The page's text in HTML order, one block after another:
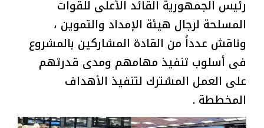
رئيس الجمهورية القائد الأعلى للقوات
المسلحة لرجال هيئة الإمداد والتموين ،
وناقش عدداً من القادة المشاركين بالمشروع
فى أسلوب تنفيذ مهامهم ومدى قدرتهم
على العمل المشترك لتنفيذ الأهداف
المخططة .